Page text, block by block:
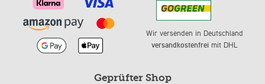
Wir versenden in Deutschland
versandkostenfreimit DHL
Geprüfter Shop